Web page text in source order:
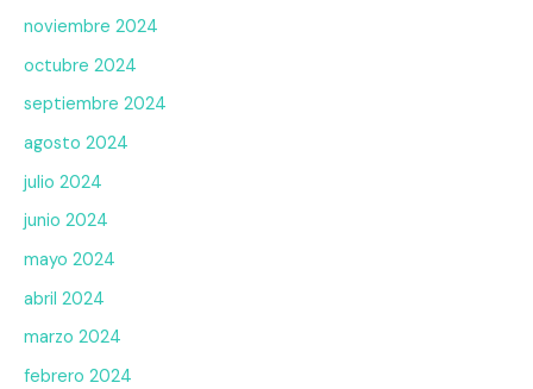
noviembre 2024
octubre 2024
septiembre 2024
agosto 2024
julio 2024
junio 2024
mayo 2024
abril 2024
marzo 2024
febrero 2024